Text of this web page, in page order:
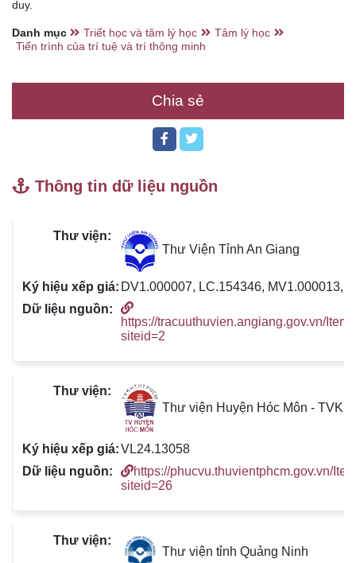
duy.
Danh mục Triết học và tâm lý học
Tâm lý học
Tiến trình của trí tuệ và trí thông minh
Chia sẻ
Thông tin dữ liệu nguồn
Thư Viện Tỉnh An Giang
DV1.000007, LC.154346, MV1.000013,
https://tracuuthuvien.angiang.gov.vn/
siteid=2
Thư viện Huyện Hóc Môn -
VL24.13058
https://phucvu.thuvientphcm.gov.vn/
siteid=26
Thư viện tỉnh Quảng Ninh